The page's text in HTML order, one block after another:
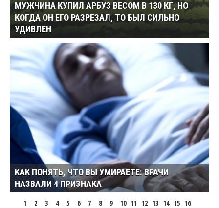
МУЖЧИНА КУПИЛ АРБУЗ ВЕСОМ В 130 КГ, НО
КОГДА ОН ЕГО РАЗРЕЗАЛ, ТО БЫЛ СИЛЬНО
УДИВЛЕН
КАК ПОНЯТЬ, ЧТО ВЫ УМИРАЕТЕ: ВРАЧИ
НАЗВАЛИ 4 ПРИЗНАКА
1 2 3 4 5 6 7 8 9 10 11 12 13 14 15 16